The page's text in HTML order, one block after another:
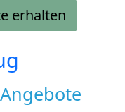
erhalten